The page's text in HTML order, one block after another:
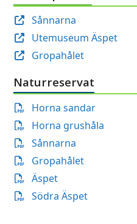
Sånnarna
Utemuseum Äspet
Gropahålet
Naturreservat
Horna sandar
Horna grushåla
Sånnarna
Gropahålet
Äspet
Södra Äspet